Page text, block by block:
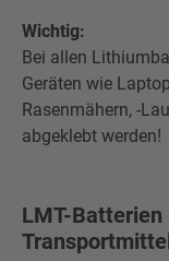
Wichtig:
Bei allen
Geräten wie
Rasenmähern, -
abgeklebt werden!
LMT-